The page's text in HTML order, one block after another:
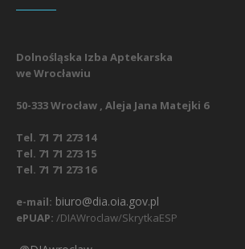
Dolnośląska Izba Aptekarska
we Wrocławiu
50-333 Wrocław , Aleja Jana Matejki 6
Tel. 71 71 273 14
Tel. 71 71 273 15
Tel. 71 71 273 16
e-mail: biuro@dia.oia.gov.pl
ePUAP: /DIAWroclaw/SkrytkaESP